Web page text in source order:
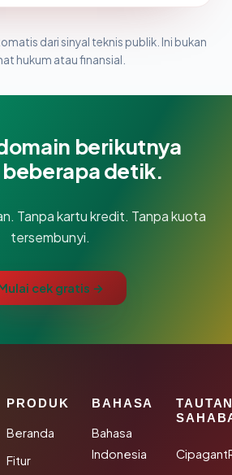
dari sinyal teknis publik. Ini bukan
hukum atau finansial.
berikutnya
detik.
Tanpa kartu kredit. Tanpa kuota
tersembunyi.
cek gratis →
PRODUK
Beranda
Fitur
BAHASA
Bahasa
Indonesia